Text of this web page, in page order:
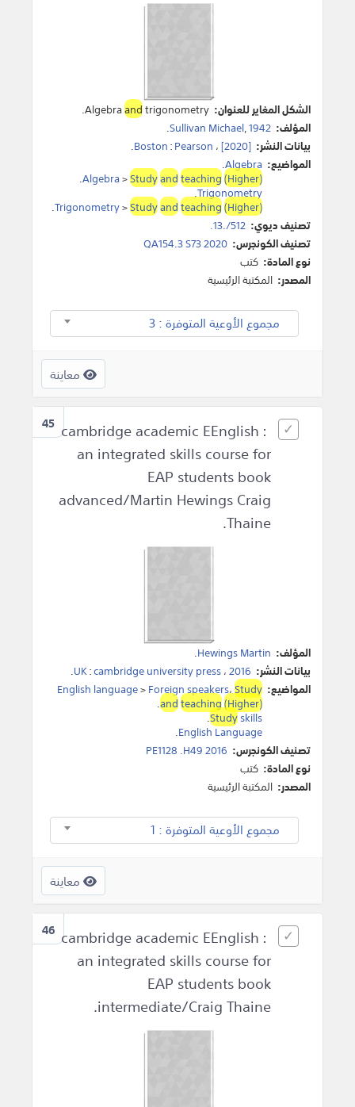
الشكل المغاير للعنوان: Algebraandtrigonometry.
المؤلف:
Sullivan Michael,1942
.
بيانات النشر:
Boston:Pearson ،[2020]
.
المواضيع: Algebra
.
Algebra>Studyandteaching(Higher)
.
Trigonometry
.
Trigonometry>Studyandteaching(Higher)
.
تصنيف ديوي: 512/.13.
تصنيف الكونجرس: QA154.3 S73 2020
نوع المادة: كتب
المصدر: المكتبة الرئيسية
مجموع الأوعية المتوفرة : 3
معاينة
45 cambridge academic EEnglish :
an integrated skills course for
EAP students book
advanced/Martin Hewings Craig
Thaine.
المؤلف: Hewings Martin
.
بيانات النشر:
UK:cambridge university press،2016
.
المواضيع:
English language>Foreign speakers،Study
andteaching(Higher)
.
Studyskills
.
English Language
.
تصنيف الكونجرس: PE1128 .H49 2016
نوع المادة: كتب
المصدر: المكتبة الرئيسية
مجموع الأوعية المتوفرة : 1
معاينة
46 cambridge academic EEnglish :
an integrated skills course for
EAP students book
intermediate/Craig Thaine.